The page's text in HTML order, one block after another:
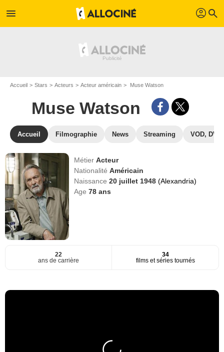
menu profil search
Accueil Stars Acteurs Acteur américain Muse Watson
Muse Watson
Accueil Filmographie News Streaming VOD, DVD
MétierActeur
NationalitéAméricain
Naissance20 juillet 1948(Alexandria)
Age78 ans
22
ans de carrière
34
films et séries tournés